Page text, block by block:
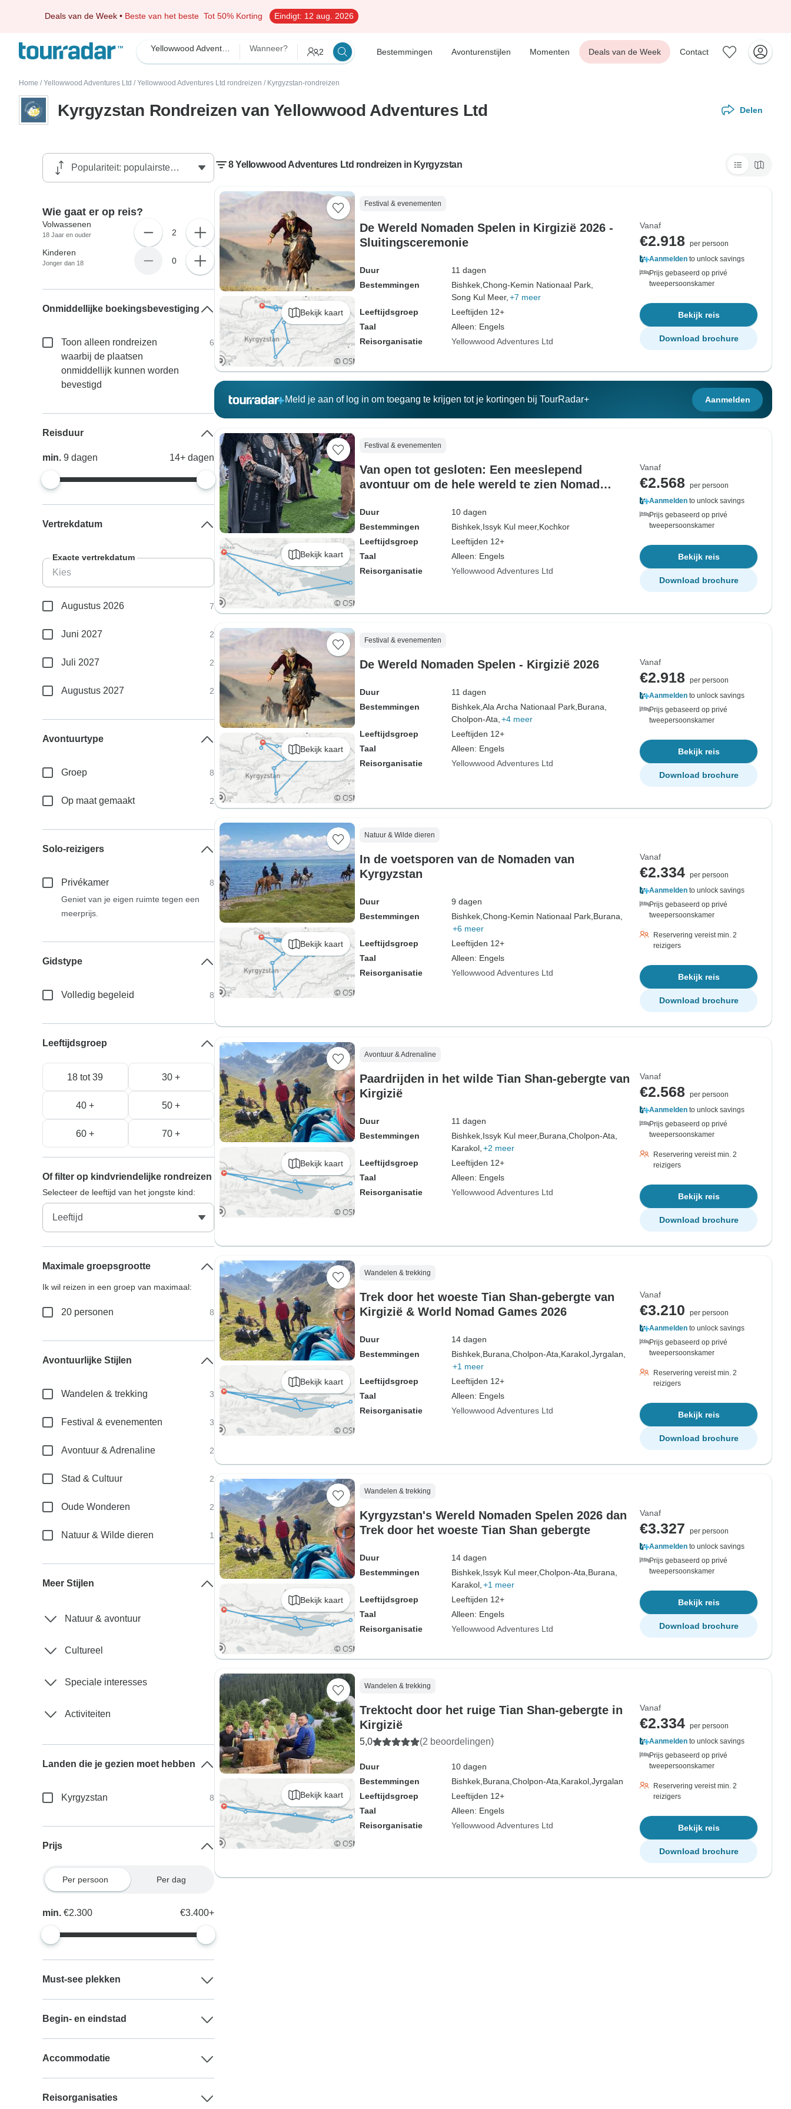
Deals van de Week • Beste van het beste Tot 50% Korting Eindigt: 12 aug. 2026
Yellowwood Adventures Ltd Wanneer? 2 Bestemmingen Avonturenstijlen Momenten Deals van de Week Contact
Home / Yellowwood Adventures Ltd / Yellowwood Adventures Ltd rondreizen / Kyrgyzstan-rondreizen
Kyrgyzstan Rondreizen van Yellowwood Adventures Ltd Delen
8 Yellowwood Adventures Ltd rondreizen in Kyrgyzstan
Bekijk kaart
Festival & evenementen
De Wereld Nomaden Spelen in Kirgizië 2026 -
Sluitingsceremonie
Duur
11 dagen
Bestemmingen
Bishkek, Chong-Kemin Nationaal Park,
Song Kul Meer, +7 meer
Leeftijdsgroep
Leeftijden 12+
Taal
Alleen: Engels
Reisorganisatie
Yellowwood Adventures Ltd
Vanaf
€2.918
per persoon
Aanmelden to unlock savings
Prijs gebaseerd op privé
tweepersoonskamer
Bekijk reis
Download brochure
Meld je aan of log in om toegang te krijgen tot je kortingen bij TourRadar+ Aanmelden
Bekijk kaart
Festival & evenementen
Van open tot gesloten: Een meeslepend
avontuur om de hele wereld te zien Nomad
Duur
10 dagen
Bestemmingen
Bishkek, Issyk Kul meer, Kochkor
Leeftijdsgroep
Leeftijden 12+
Taal
Alleen: Engels
Reisorganisatie
Yellowwood Adventures Ltd
Vanaf
€2.568
per persoon
Aanmelden to unlock savings
Prijs gebaseerd op privé
tweepersoonskamer
Bekijk reis
Download brochure
Bekijk kaart
Festival & evenementen
De Wereld Nomaden Spelen - Kirgizië 2026
Duur
11 dagen
Bestemmingen
Bishkek, Ala Archa Nationaal Park, Burana,
Cholpon-Ata, +4 meer
Leeftijdsgroep
Leeftijden 12+
Taal
Alleen: Engels
Reisorganisatie
Yellowwood Adventures Ltd
Vanaf
€2.918
per persoon
Aanmelden to unlock savings
Prijs gebaseerd op privé
tweepersoonskamer
Bekijk reis
Download brochure
Bekijk kaart
Natuur & Wilde dieren
In de voetsporen van de Nomaden van
Kyrgyzstan
Duur
9 dagen
Bestemmingen
Bishkek, Chong-Kemin Nationaal Park, Burana,
+6 meer
Leeftijdsgroep
Leeftijden 12+
Taal
Alleen: Engels
Reisorganisatie
Yellowwood Adventures Ltd
Vanaf
€2.334 per persoon
Aanmelden to unlock savings
Prijs gebaseerd op privé
tweepersoonskamer
Reservering vereist min. 2
reizigers
Bekijk reis
Download brochure
Bekijk kaart
Avontuur & Adrenaline
Paardrijden in het wilde Tian Shan-gebergte van
Kirgizië
Duur
11 dagen
Bestemmingen
Bishkek, Issyk Kul meer, Burana, Cholpon-Ata,
Karakol, +2 meer
Leeftijdsgroep
Leeftijden 12+
Taal
Alleen: Engels
Reisorganisatie
Yellowwood Adventures Ltd
Vanaf
€2.568
per persoon
Aanmelden to unlock savings
Prijs gebaseerd op privé
tweepersoonskamer
Reservering vereist min. 2
reizigers
Bekijk reis
Download brochure
Bekijk kaart
Wandelen & trekking
Trek door het woeste Tian Shan-gebergte van
Kirgizië & World Nomad Games 2026
Duur
14 dagen
Bestemmingen
Bishkek, Burana, Cholpon-Ata, Karakol, Jyrgalan,
+1 meer
Leeftijdsgroep
Leeftijden 12+
Taal
Alleen: Engels
Reisorganisatie
Yellowwood Adventures Ltd
Vanaf
€3.210
per persoon
Aanmelden to unlock savings
Prijs gebaseerd op privé
tweepersoonskamer
Reservering vereist min. 2
reizigers
Bekijk reis
Download brochure
Bekijk kaart
Wandelen & trekking
Kyrgyzstan's Wereld Nomaden Spelen 2026 dan
Trek door het woeste Tian Shan gebergte
Duur
14 dagen
Bestemmingen
Bishkek, Issyk Kul meer,Cholpon-Ata, Burana,
Karakol, +1 meer
Leeftijdsgroep
Leeftijden 12+
Taal
Alleen: Engels
Reisorganisatie
Yellowwood Adventures Ltd
Vanaf
€3.327
per persoon
Aanmelden to unlock savings
Prijs gebaseerd op privé
tweepersoonskamer
Bekijk reis
Download brochure
Bekijk kaart
Wandelen & trekking
Trektocht door het ruige Tian Shan-gebergte in
Kirgizië
5,0 (2 beoordelingen)
Duur
10 dagen
Bestemmingen
Bishkek, Burana, Cholpon-Ata, Karakol, Jyrgalan
Leeftijdsgroep
Leeftijden 12+
Taal
Alleen: Engels
Reisorganisatie
Yellowwood Adventures Ltd
Vanaf
€2.334 per persoon
Aanmelden to unlock savings
Prijs gebaseerd op privé
tweepersoonskamer
Reservering vereist min. 2
reizigers
Bekijk reis
Download brochure
Wie gaat er op reis?
Volwassenen
18 Jaar en ouder 2
Kinderen
Jonger dan 18 0
Onmiddellijke boekingsbevestiging
Toon alleen rondreizen
waarbij de plaatsen
onmiddellijk kunnen worden
bevestigd
6
Reisduur
min.9dagen 14+ dagen
Vertrekdatum
Exacte vertrekdatum
Augustus 2026 7
Juni 2027 2
Juli 2027 2
Augustus 2027 2
Avontuurtype
Groep 8
Op maat gemaakt 2
Solo-reizigers
Privékamer
8
Geniet van je eigen ruimte tegen een
meerprijs.
Gidstype
Volledig begeleid 8
Leeftijdsgroep
18 tot 39 30 +
40 + 50 +
60 + 70 +
Of filter op kindvriendelijke rondreizen
Selecteer de leeftijd van het jongste kind:
Maximale groepsgrootte
Ik wil reizen in een groep van maximaal:
20 personen 8
Avontuurlijke Stijlen
Wandelen & trekking 3
Festival & evenementen 3
Avontuur & Adrenaline 2
Stad & Cultuur 2
Oude Wonderen 2
Natuur & Wilde dieren 1
Meer Stijlen
Natuur & avontuur
Cultureel
Speciale interesses
Activiteiten
Landen die je gezien moet hebben
Kyrgyzstan 8
Prijs
Per persoon Per dag
min.€2.300 €3.400+
Must-see plekken
Begin- en eindstad
Accommodatie
Reisorganisaties